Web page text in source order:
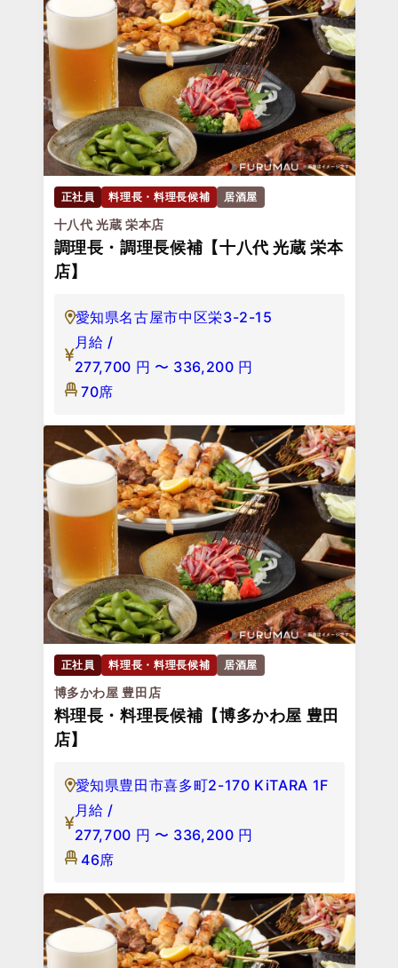
正社員 料理長・料理長候補 居酒屋
十八代 光蔵 栄本店
調理長・調理長候補【十八代 光蔵 栄本
店】
愛知県名古屋市中区栄3-2-15
月給 /
277,700 円 〜 336,200 円
70席
正社員 料理長・料理長候補 居酒屋
博多かわ屋 豊田店
料理長・料理長候補【博多かわ屋 豊田
店】
愛知県豊田市喜多町2-170 KiTARA 1F
月給 /
277,700 円 〜 336,200 円
46席